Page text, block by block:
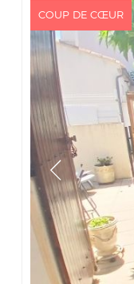
COUP DE CŒUR